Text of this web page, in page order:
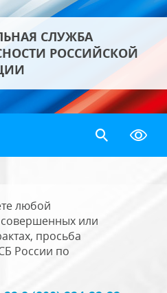
СЛУЖБА
РОССИЙСКОЙ
любой
или
просьба
России по